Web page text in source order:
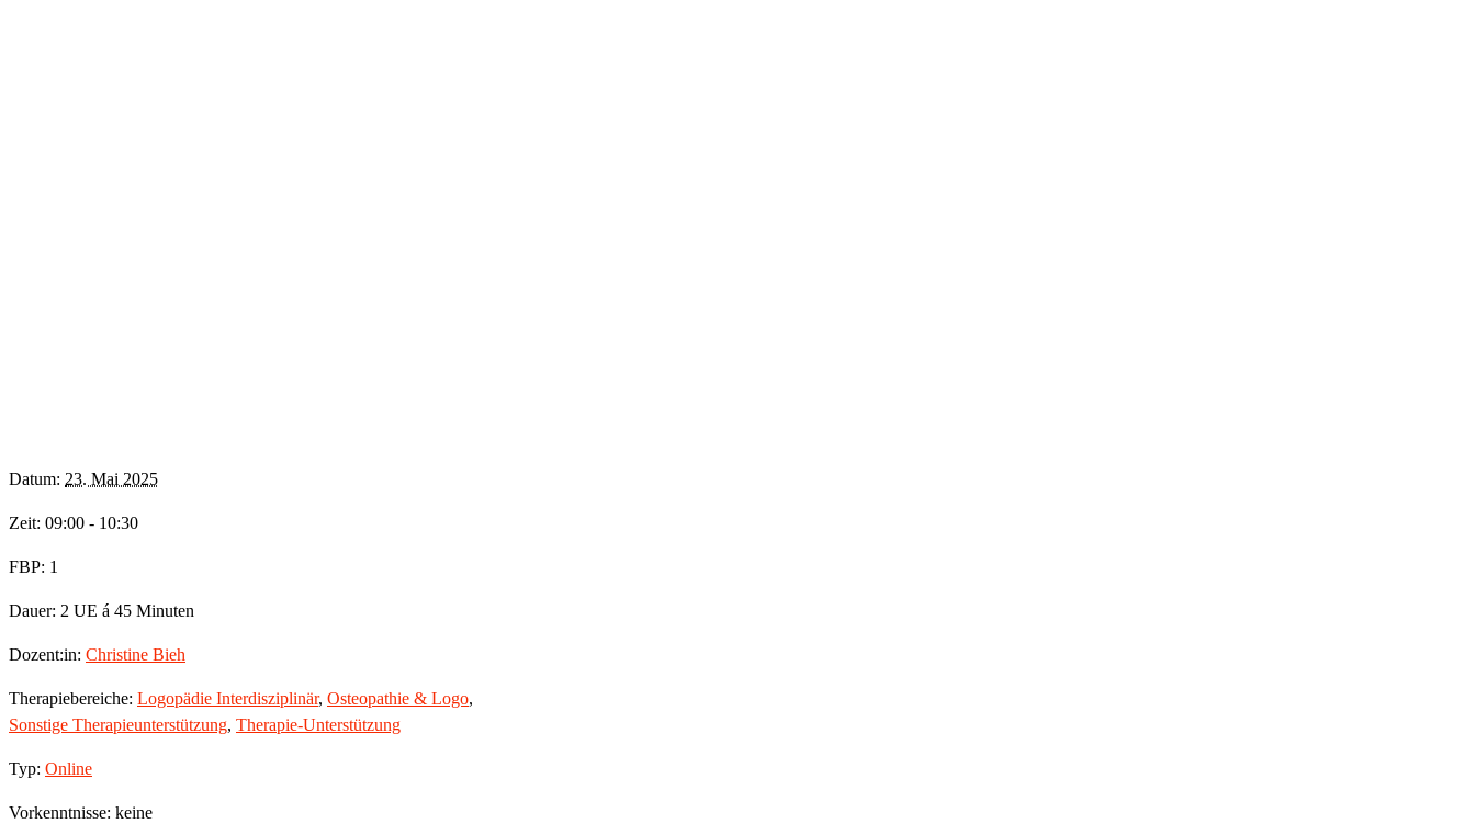
Datum: 23. Mai 2025
Zeit: 09:00 - 10:30
FBP: 1
Dauer: 2 UE á 45 Minuten
Dozent:in: Christine Bieh
Therapiebereiche: Logopädie Interdisziplinär, Osteopathie & Logo,
Sonstige Therapieunterstützung, Therapie-Unterstützung
Typ: Online
Vorkenntnisse: keine